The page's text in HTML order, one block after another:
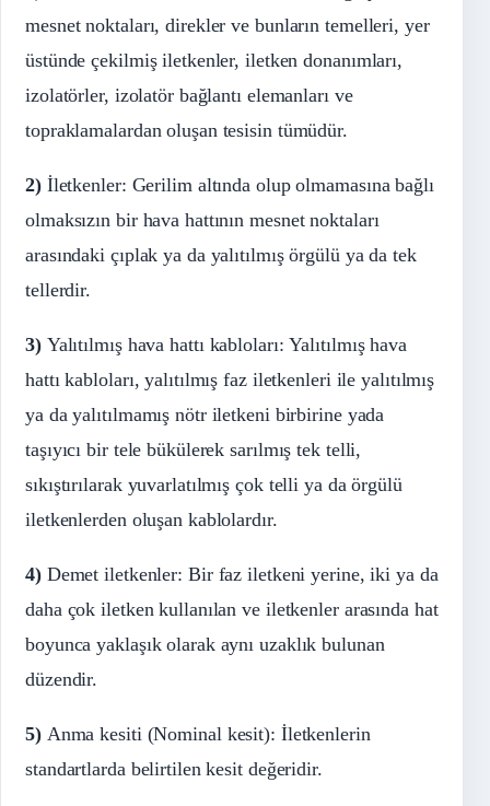
mesnet noktaları, direkler ve bunların temelleri, yer
üstünde çekilmiş iletkenler, iletken donanımları,
izolatörler, izolatör bağlantı elemanları ve
topraklamalardan oluşan tesisin tümüdür.
2)İletkenler: Gerilim altında olup olmamasına bağlı
olmaksızın bir hava hattının mesnet noktaları
arasındaki çıplak ya da yalıtılmış örgülü ya da tek
tellerdir.
3)Yalıtılmış hava hattı kabloları: Yalıtılmış hava
hattı kabloları, yalıtılmış faz iletkenleri ile yalıtılmış
ya da yalıtılmamış nötr iletkeni birbirine yada
taşıyıcı bir tele bükülerek sarılmış tek telli,
sıkıştırılarak yuvarlatılmış çok telli ya da örgülü
iletkenlerden oluşan kablolardır.
4)Demet iletkenler: Bir faz iletkeni yerine, iki ya da
daha çok iletken kullanılan ve iletkenler arasında hat
boyunca yaklaşık olarak aynı uzaklık bulunan
düzendir.
5)Anma kesiti (Nominal kesit): İletkenlerin
standartlarda belirtilen kesit değeridir.